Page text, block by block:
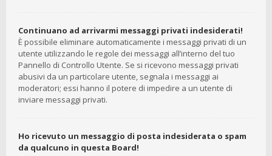
Continuano ad arrivarmi messaggi privati indesiderati!
È possibile eliminare automaticamente i messaggi privati ​​di un
utente utilizzando le regole dei messaggi all’interno del tuo
Pannello di Controllo Utente. Se si ricevono messaggi privati ​​
abusivi da un particolare utente, segnala i messaggi ai
moderatori; essi hanno il potere di impedire a un utente di
inviare messaggi privati​​.
Ho ricevuto un messaggio di posta indesiderata o spam
da qualcuno in questa Board!